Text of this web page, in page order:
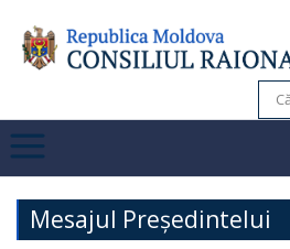
Mesajul Președintelui